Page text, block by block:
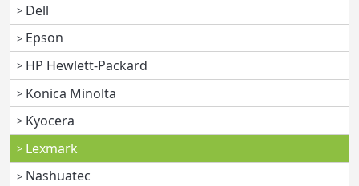
Dell
Epson
HP Hewlett-Packard
Konica Minolta
Kyocera
Lexmark
Nashuatec